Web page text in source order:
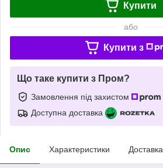
Купити
або
Купити з
Що таке купити з Пром?
Замовлення під захистом
Доступна доставка
Опис Характеристики Доставка